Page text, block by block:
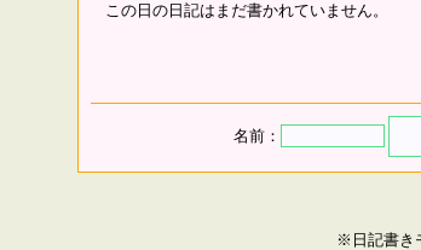
この日の日記はまだ書かれていません。
名前：
※日記書き